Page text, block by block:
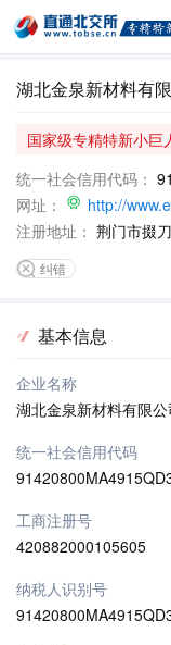
湖北金泉新材料有
国家级专精特新小巨
统一社会信用代码：
网址：
http://
注册地址： 荆门市掇
纠错
基本信息
企业名称
湖北金泉新材料有限公
统一社会信用代码
工商注册号
420882000105605
纳税人识别号